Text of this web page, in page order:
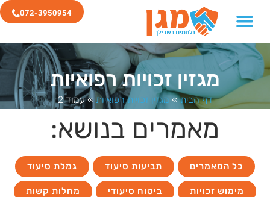
072-3950954
מגזין זכויות רפואיות
דף הבית» מגזין זכויות רפואיות »עמוד 2
מאמרים בנושא:
כל המאמרים תביעות סיעוד גמלת סיעוד
מימוש זכויות ביטוח סיעודי מחלות קשות